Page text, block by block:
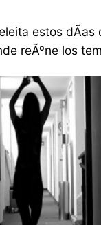
estos dÃ­as
reÃºne los